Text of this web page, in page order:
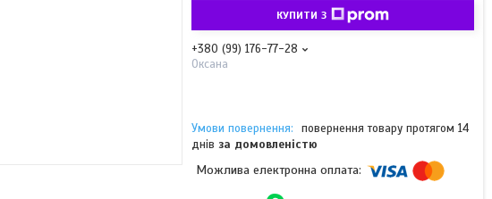
КУПИТИ З
+380 (99) 176-77-28
Оксана
повернення товару протягом 14
днів за домовленістю